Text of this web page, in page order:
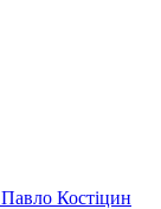
Костіцин